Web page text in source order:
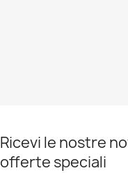
Ricevi le nostre
offerte speciali